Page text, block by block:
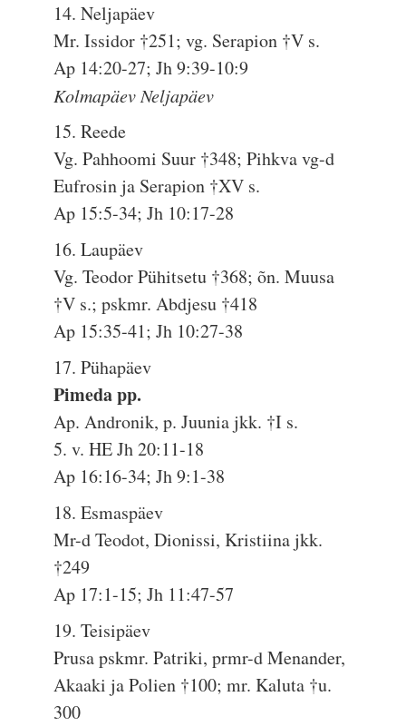
14. Neljapäev
Mr. Issidor †251; vg. Serapion †V s.
Ap 14:20-27; Jh 9:39-10:9
Kolmapäev Neljapäev
15. Reede
Vg. Pahhoomi Suur †348; Pihkva vg-d
Eufrosin ja Serapion †XV s.
Ap 15:5-34; Jh 10:17-28
16. Laupäev
Vg. Teodor Pühitsetu †368; õn. Muusa
†V s.; pskmr. Abdjesu †418
Ap 15:35-41; Jh 10:27-38
17. Pühapäev
Pimeda pp.
Ap. Andronik, p. Juunia jkk. †I s.
5. v. HE Jh 20:11-18
Ap 16:16-34; Jh 9:1-38
18. Esmaspäev
Mr-d Teodot, Dionissi, Kristiina jkk.
†249
Ap 17:1-15; Jh 11:47-57
19. Teisipäev
Prusa pskmr. Patriki, prmr-d Menander,
Akaaki ja Polien †100; mr. Kaluta †u.
300